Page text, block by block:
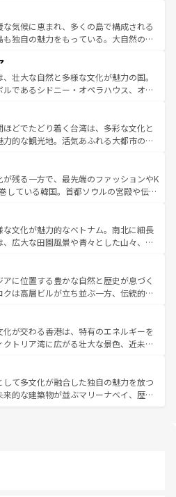
光を楽しむこともできる。 なお、新
コンテンツ一覧 を参照してほしい。
、観光、ショッピング、エンターテイ
た刺激的なスポットだ。一方、アメリカ
広がり、グランドキャニオンやイエロー
ズでは、音楽と美食が融合した独特の
はアメリカの各地域で異なる魅力を楽
多様性と豊かな歴史を感じることができ
だ。 なお、新着のアメリカ
一覧を参照してほしい。
な気候に恵まれ、多くの島で構成される
も独自の魅力をもっている。大自然の神
。また、定番の観光地といえばオアフ
を求めるならマウイ島やカウアイ島が
ルドグリーンに輝く海をはじめ、豊かな
で訪れる人々を迎えてくれるハワイの
ーカルフードやハワイアンミュージッ
ダンスなど、すべてがハワイの魅力を彩
なお、新着のハワイ情報
を参照してほしい。
壮大な自然と多様な文化が魅力の国。
ルであるシドニー・オペラハウス、オー
央部にそびえるウルル（エアーズロッ
の美しい原生林やケアンズの熱帯雨林な
くさん。また、カフェやワイン、オージ
ィも充実しており、サーフィンやダイ
グなど、アウトドア好きにはたまらな
アの多彩な魅力を存分に味わいつくそ
ほどでたどり着く台湾は、多彩な文化と
力的な観光地。活気あふれる大都市の台
地帯である台湾東部など、都市の喧騒
共存しており、訪れる人に新しい発見と
れる。また、奥深い台湾の食文化も魅
スイーツなど、バラエティ豊かな料理
える。 なお、新着の台湾情報は コンテンツ一覧を参
が残る一方で、最先端のファッションやK
している韓国。首都ソウルの宮殿や伝統
せば四季折々の自然美を楽しむことが
キムチや焼肉、絶品のストリートフード
韓国料理が待っている。夜には、韓国な
ら、韓国の多彩な魅力を心ゆくまで味
わってみてほしい。 なお、新着の韓国情報はコンテンツ一
い。
な文化が魅力的なベトナム。南北に細長
、広大な田園風景や青々とした山々、世
統が息づく。ハノイの古い町並みやホ
ス統治時代の建物も、独特の雰囲気を
また、バラエティの豊かさとおいしさで
ンミー、ベトナムコーヒーなどは、ぜ
い。どの地域を訪れてもあたたかい人々
くれるので、きっと忘れられない旅にな
に位置する豊かな自然と歴史が息づく
クは高層ビルが立ち並ぶ一方、伝統的な
る。北部ではチェンマイなどの山岳地
い、南部ではプーケットやクラビの美し
ト気分を楽しむことができる。タイ料理
中温暖で、どの季節にも異なる楽しみ
しみやすいタイの人々、仏教を中心とし
様な観光資源が、訪れる旅人を魅了し続
化が交わる香港は、特有のエネルギーを
クトリア湾に広がる壮大な景色、近未来
感動するはず。観光スポットが密集し
見どころを回れるのも魅力。息をのむよ
的な体験まで、香港を存分に楽しみ尽く
して多文化が融合した独自の魅力を放つ
来的な建築物が並ぶマリーナベイ、歴史
元の風情を楽しめる外せないスポット